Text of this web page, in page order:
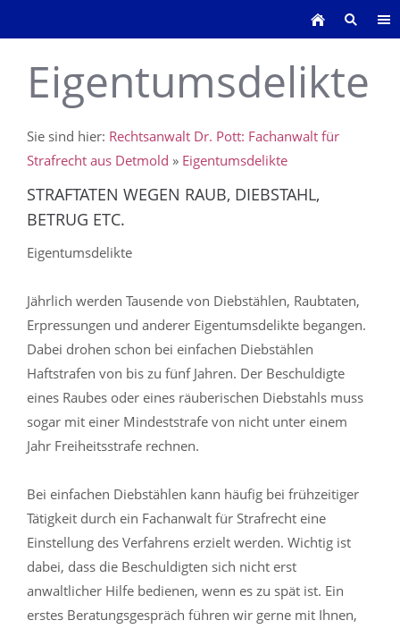
Eigentumsdelikte
Sie sind hier: Rechtsanwalt Dr. Pott: Fachanwalt für
Strafrecht aus Detmold » Eigentumsdelikte
STRAFTATEN WEGEN RAUB, DIEBSTAHL,
BETRUG ETC.
Eigentumsdelikte
Jährlich werden Tausende von Diebstählen, Raubtaten,
Erpressungen und anderer Eigentumsdelikte begangen.
Dabei drohen schon bei einfachen Diebstählen
Haftstrafen von bis zu fünf Jahren. Der Beschuldigte
eines Raubes oder eines räuberischen Diebstahls muss
sogar mit einer Mindeststrafe von nicht unter einem
Jahr Freiheitsstrafe rechnen.
Bei einfachen Diebstählen kann häufig bei frühzeitiger
Tätigkeit durch ein Fachanwalt für Strafrecht eine
Einstellung des Verfahrens erzielt werden. Wichtig ist
dabei, dass die Beschuldigten sich nicht erst
anwaltlicher Hilfe bedienen, wenn es zu spät ist. Ein
erstes Beratungsgespräch führen wir gerne mit Ihnen,